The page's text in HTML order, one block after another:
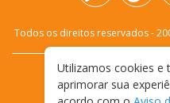
Todos os direitos reservados -
FALE
TERMOS E
Utilizamos cookies e
aprimorar sua